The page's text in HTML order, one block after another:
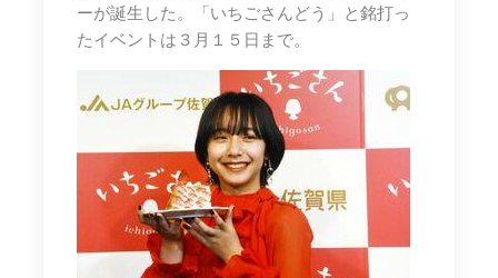
ーが誕生した。「いちごさんどう」と銘打っ
たイベントは３月１５日まで。